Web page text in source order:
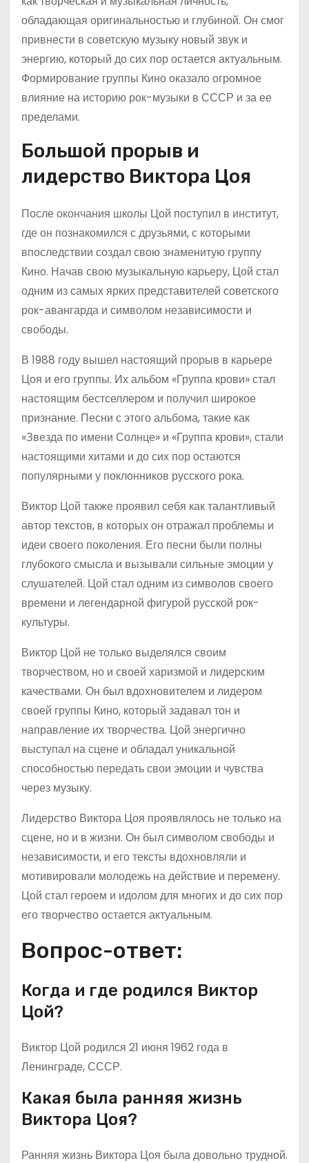
обладающая оригинальностью и глубиной. Он смог
привнести в советскую музыку новый звук и
энергию, который до сих пор остается актуальным.
Формирование группы Кино оказало огромное
влияние на историю рок-музыки в СССР и за ее
пределами.
Большой прорыв и
лидерство Виктора Цоя
После окончания школы Цой поступил в институт,
где он познакомился с друзьями, с которыми
впоследствии создал свою знаменитую группу
Кино. Начав свою музыкальную карьеру, Цой стал
одним из самых ярких представителей советского
рок-авангарда и символом независимости и
свободы.
В 1988 году вышел настоящий прорыв в карьере
Цоя и его группы. Их альбом «Группа крови» стал
настоящим бестселлером и получил широкое
признание. Песни с этого альбома, такие как
«Звезда по имени Солнце» и «Группа крови», стали
настоящими хитами и до сих пор остаются
популярными у поклонников русского рока.
Виктор Цой также проявил себя как талантливый
автор текстов, в которых он отражал проблемы и
идеи своего поколения. Его песни были полны
глубокого смысла и вызывали сильные эмоции у
слушателей. Цой стал одним из символов своего
времени и легендарной фигурой русской рок-
культуры.
Виктор Цой не только выделялся своим
творчеством, но и своей харизмой и лидерским
качествами. Он был вдохновителем и лидером
своей группы Кино, который задавал тон и
направление их творчества. Цой энергично
выступал на сцене и обладал уникальной
способностью передать свои эмоции и чувства
через музыку.
Лидерство Виктора Цоя проявлялось не только на
сцене, но и в жизни. Он был символом свободы и
независимости, и его тексты вдохновляли и
мотивировали молодежь на действие и перемену.
Цой стал героем и идолом для многих и до сих пор
его творчество остается актуальным.
Вопрос-ответ:
Когда и где родился Виктор
Цой?
Виктор Цой родился 21 июня 1962 года в
Ленинграде, СССР.
Какая была ранняя жизнь
Виктора Цоя?
Ранняя жизнь Виктора Цоя была довольно трудной.